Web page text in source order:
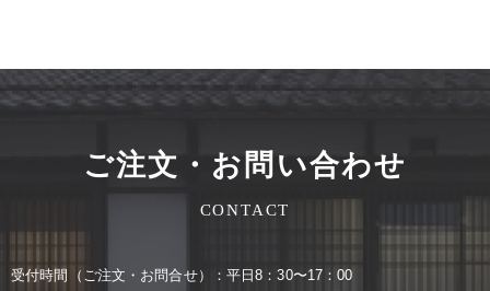
ご注文・お問い合わせ
CONTACT
受付時間（ご注⽂・お問合せ）：平⽇8：30〜17：00